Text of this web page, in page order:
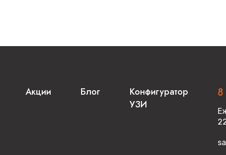
Акции Блог
Конфигуратор
УЗИ